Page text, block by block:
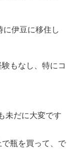
伊豆に移住し
もなし、特にコ
未だに大変です
瓶を買って、で